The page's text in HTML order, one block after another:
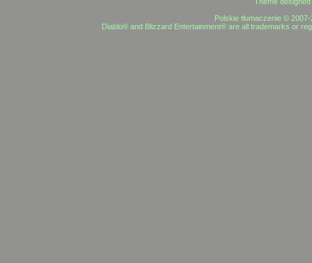
Polskie tłumaczenie ©
Diablo® and Blizzard Entertainment® are all trademarks or